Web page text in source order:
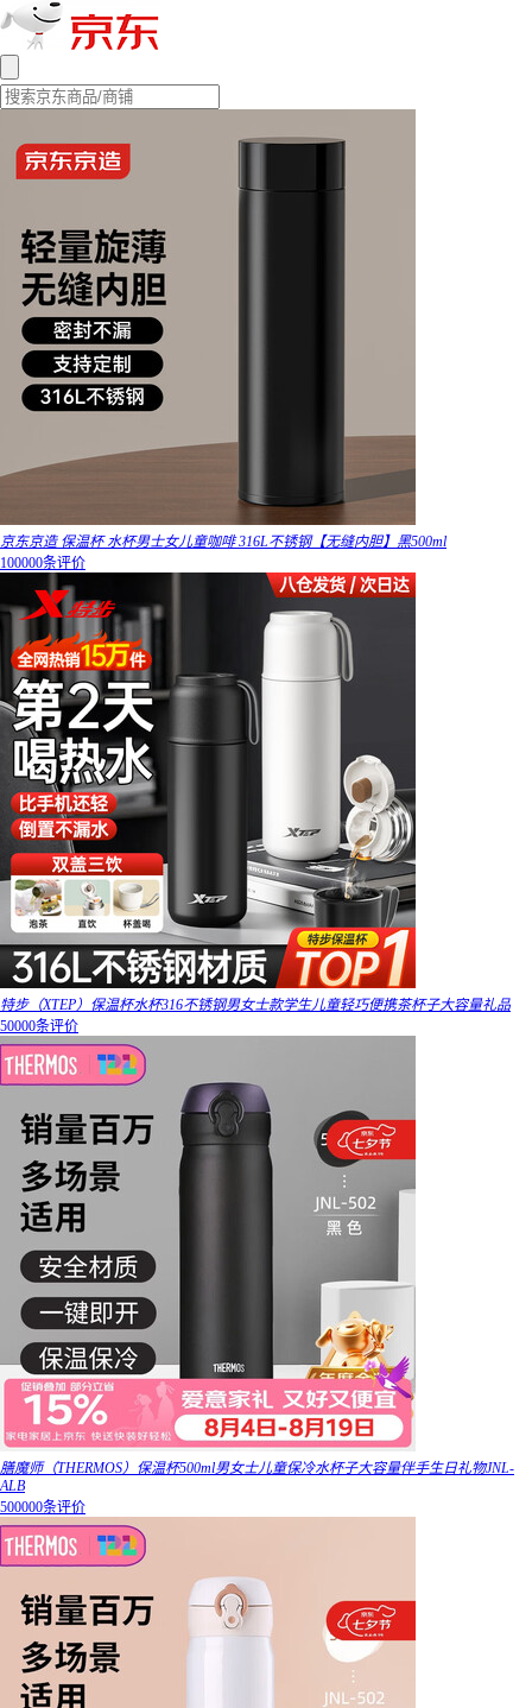
京东京造 保温杯 水杯男士女儿童咖啡 316L不锈钢【无缝内胆】黑500ml
100000条评价
特步（XTEP）保温杯水杯316不锈钢男女士款学生儿童轻巧便携茶杯子大容量礼品
50000条评价
膳魔师（THERMOS）保温杯500ml男女士儿童保冷水杯子大容量伴手生日礼物JNL-
ALB
500000条评价